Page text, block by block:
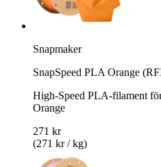
Snapmaker
SnapSpeed PLA Orange
High-Speed PLA-filament
Orange
271 kr
(271 kr / kg)